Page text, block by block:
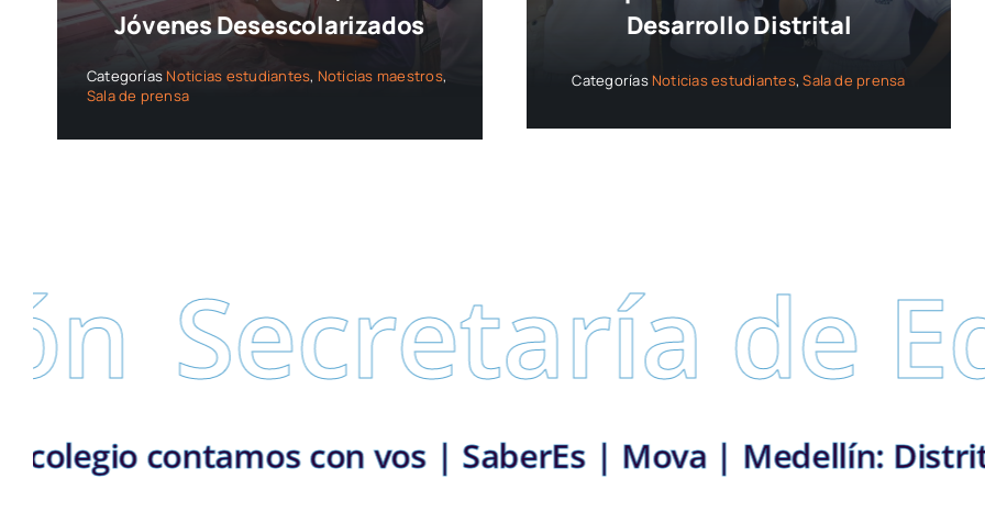
Jóvenes Desescolarizados
Categorías Noticias estudiantes, Noticias maestros,
Sala de prensa
Desarrollo Distrital
Categorías Noticias estudiantes,Sala de prensa
de
| En el colegio contamos con vos | SaberEs |